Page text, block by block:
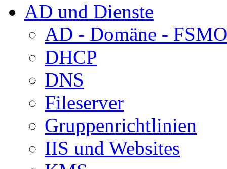
AD und Dienste
AD - Domäne - FSMO
DHCP
DNS
Fileserver
Gruppenrichtlinien
IIS und Websites